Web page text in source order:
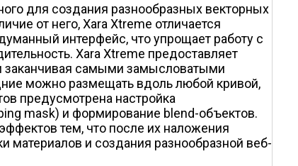
для создания разнообразных векторных
от него, Xara Xtreme отличается
интерфейс, что упрощает работу с
Xara Xtreme предоставляет
заканчивая самыми замысловатыми
можно размещать вдоль любой кривой,
предусмотрена настройка
mask) и формирование blend-объектов.
тем, что после их наложения
материалов и создания разнообразной веб-